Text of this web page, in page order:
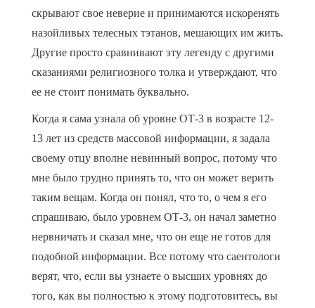
скрывают свое неверие и принимаются искоренять
назойливых телесных тэтанов, мешающих им жить.
Другие просто сравнивают эту легенду с другими
сказаниями религиозного толка и утверждают, что
ее не стоит понимать буквально.
Когда я сама узнала об уровне ОТ-3 в возрасте 12-
13 лет из средств массовой информации, я задала
своему отцу вполне невинный вопрос, потому что
мне было трудно принять то, что он может верить
таким вещам. Когда он понял, что то, о чем я его
спрашиваю, было уровнем ОТ-3, он начал заметно
нервничать и сказал мне, что он еще не готов для
подобной информации. Все потому что саентологи
верят, что, если вы узнаете о высших уровнях до
того, как вы полностью к этому подготовитесь, вы